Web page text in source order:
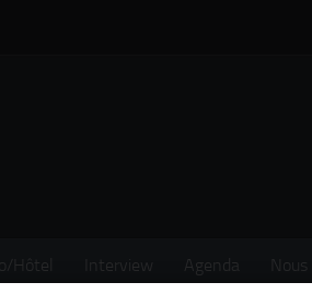
Hôtel Interview Agenda Nous